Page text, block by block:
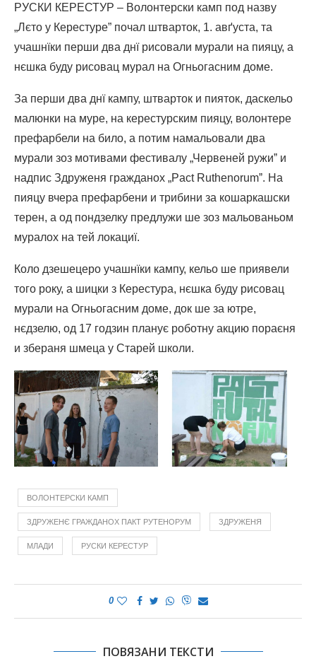
РУСКИ КЕРЕСТУР – Волонтерски камп под назву
„Лєто у Керестуре” почал штварток, 1. авґуста, та
учашнїки перши два днї рисовали мурали на пияцу, а
нєшка буду рисовац мурал на Огньогасним доме.
За перши два днї кампу, штварток и пияток, даскельо
малюнки на муре, на керестурским пияцу, волонтере
префарбели на било, а потим намальовали два
мурали зоз мотивами фестивалу „Червеней ружиˮ и
надпис Здруженя гражданох „Pact Ruthenorumˮ. На
пияцу вчера префарбени и трибини за кошаркашски
терен, а од пондзелку предлужи ше зоз мальованьом
муралох на тей локациї.
Коло дзешецеро учашнїки кампу, кельо ше приявели
того року, а шицки з Керестура, нєшка буду рисовац
мурали на Огньогасним доме, док ше за ютре,
нєдзелю, од 17 годзин планує роботну акцию пораєня
и збераня шмеца у Старей школи.
ВОЛОНТЕРСКИ КАМП
ЗДРУЖЕНЄ ГРАЖДАНОХ ПАКТ РУТЕНОРУМ ЗДРУЖЕНЯ
МЛАДИ РУСКИ КЕРЕСТУР
0
ПОВЯЗАНИ ТЕКСТИ